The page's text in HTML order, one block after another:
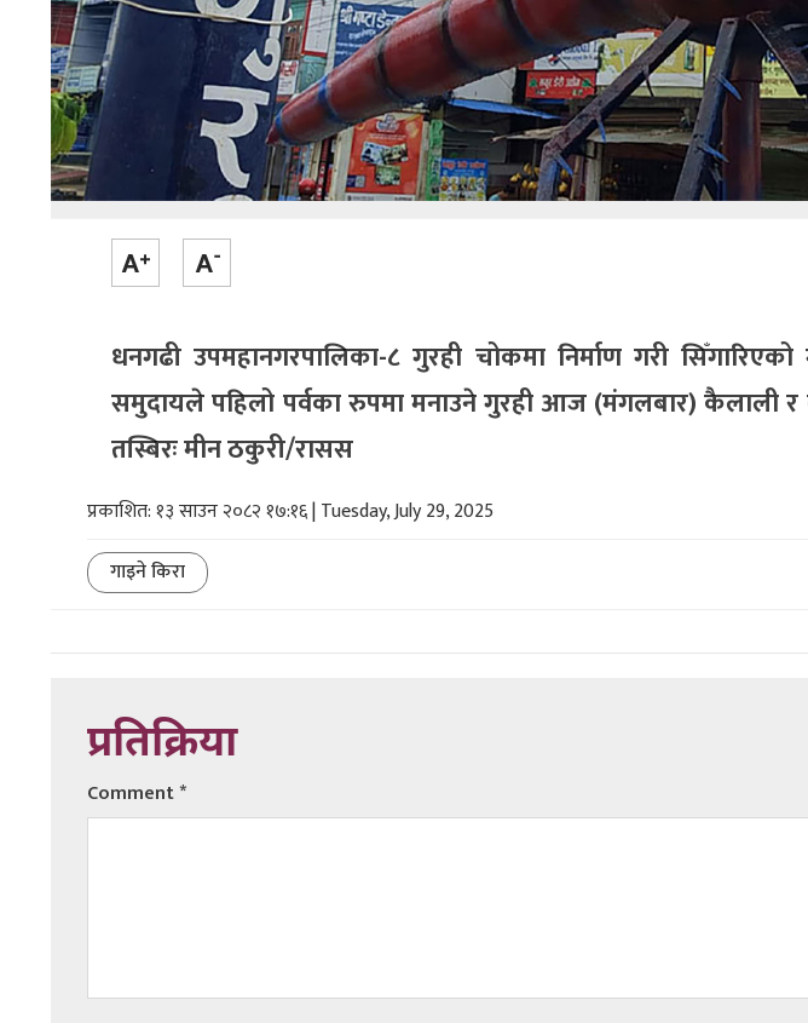
धनगढी उपमहानगरपालिका-८ गुरही चोकमा निर्माण गरी सिँगारिएको
समुदायले पहिलो पर्वका रुपमा मनाउने गुरही आज (मंगलबार) कैलाली र
तस्बिरः मीन ठकुरी/रासस
प्रकाशित: १३ साउन २०८२ १७:१६ | Tuesday, July 29, 2025
गाइने किरा
प्रतिक्रिया
Comment*